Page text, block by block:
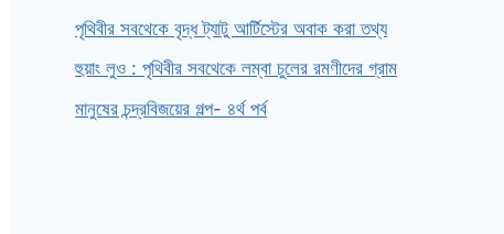
পৃথিবীর সবথেকে বৃদ্ধ ট্যাটু আর্টিস্টের অবাক করা তথ্য
হুয়াং লুও : পৃথিবীর সবথেকে লম্বা চুলের রমণীদের গ্রাম
মানুষের চন্দ্রবিজয়ের গল্প- ৪র্থ পর্ব